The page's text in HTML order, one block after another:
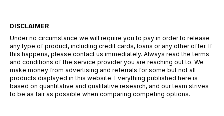
DISCLAIMER
Under no circumstance we will require you to pay in order to release
any type of product, including credit cards, loans or any other offer. If
this happens, please contact us immediately. Always read the terms
and conditions of the service provider you are reaching out to. We
make money from advertising and referrals for some but not all
products displayed in this website. Everything published here is
based on quantitative and qualitative research, and our team strives
to be as fair as possible when comparing competing options.